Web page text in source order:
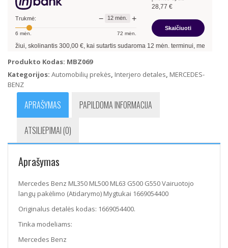
ML63
G500
G550
langų
pakėlimo
(Atidarymo)
Mygtukai
1669054400
Trukmė: − 12 mėn. +
6 mėn. 72 mėn.
28,77 €
Skaičiuoti
300,00€, kai sutartis sudaroma12mėn. terminui, metinė palūkanų
Produkto Kodas: MBZ069
Kategorijos: Automobilių prekės, Interjero detales, MERCEDES-
BENZ
APRAŠYMAS PAPILDOMA INFORMACIJA
ATSILIEPIMAI (0)
Aprašymas
Mercedes Benz ML350 ML500 ML63 G500 G550 Vairuotojo
langų pakėlimo (Atidarymo) Mygtukai 1669054400
Originalus detalės kodas: 1669054400.
Tinka modeliams:
Mercedes Benz